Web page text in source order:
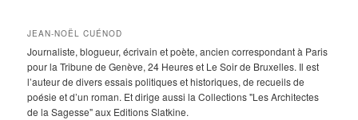
JEAN-NOËL CUÉNOD
Journaliste, blogueur, écrivain et poète, ancien correspondant à Paris
pour la Tribune de Genève, 24 Heures et Le Soir de Bruxelles. Il est
l’auteur de divers essais politiques et historiques, de recueils de
poésie et d’un roman. Et dirige aussi la Collections "Les Architectes
de la Sagesse" aux Editions Slatkine.